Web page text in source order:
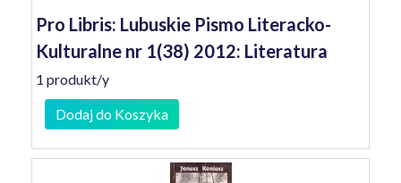
Pro Libris: Lubuskie Pismo Literacko-
Kulturalne nr 1(38) 2012: Literatura
1 produkt/y
Dodaj do Koszyka